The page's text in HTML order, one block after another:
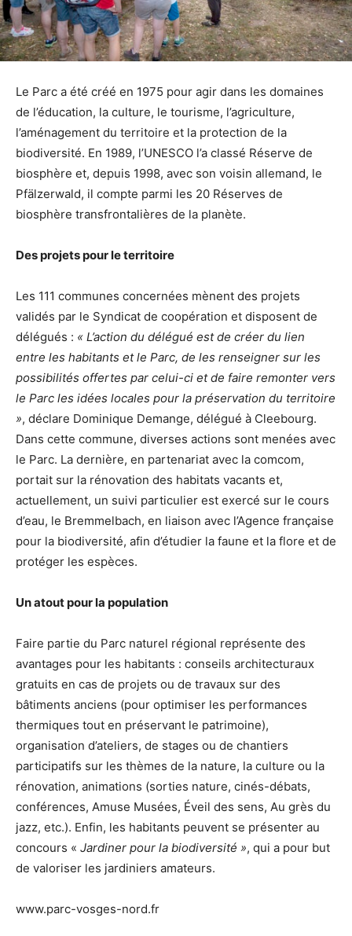
Le Parc a été créé en 1975 pour agir dans les domaines
de l’éducation, la culture, le tourisme, l’agriculture,
l’aménagement du territoire et la protection de la
biodiversité. En 1989, l’UNESCO l’a classé Réserve de
biosphère et, depuis 1998, avec son voisin allemand, le
Pfälzerwald, il compte parmi les 20 Réserves de
biosphère transfrontalières de la planète.
Des projets pour le territoire
Les 111 communes concernées mènent des projets
validés par le Syndicat de coopération et disposent de
délégués : « L’action du délégué est de créer du lien
entre les habitants et le Parc, de les renseigner sur les
possibilités offertes par celui-ci et de faire remonter vers
le Parc les idées locales pour la préservation du territoire
», déclare Dominique Demange, délégué à Cleebourg.
Dans cette commune, diverses actions sont menées avec
le Parc. La dernière, en partenariat avec la comcom,
portait sur la rénovation des habitats vacants et,
actuellement, un suivi particulier est exercé sur le cours
d’eau, le Bremmelbach, en liaison avec l’Agence française
pour la biodiversité, afin d’étudier la faune et la flore et de
protéger les espèces.
Un atout pour la population
Faire partie du Parc naturel régional représente des
avantages pour les habitants : conseils architecturaux
gratuits en cas de projets ou de travaux sur des
bâtiments anciens (pour optimiser les performances
thermiques tout en préservant le patrimoine),
organisation d’ateliers, de stages ou de chantiers
participatifs sur les thèmes de la nature, la culture ou la
rénovation, animations (sorties nature, cinés-débats,
conférences, Amuse Musées, Éveil des sens, Au grès du
jazz, etc.). Enfin, les habitants peuvent se présenter au
concours « Jardiner pour la biodiversité », qui a pour but
de valoriser les jardiniers amateurs.
www.parc-vosges-nord.fr